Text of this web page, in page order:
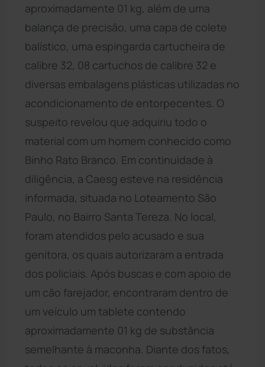
aproximadamente 01 kg, além de uma
balança de precisão, uma capa de colete
balístico, uma espingarda cartucheira de
calibre 32, 08 cartuchos de calibre 32 e
diversas embalagens plásticas utilizadas no
acondicionamento de entorpecentes. O
suspeito revelou que adquiriu todo o
material com um homem conhecido como
Binho Rato Branco. Em continuidade à
diligência, a Caesg esteve na residência
informada, situada no Loteamento São
Paulo, no Bairro Santa Tereza. No local,
foram atendidos pelo acusado e sua
genitora, os quais autorizaram a entrada
dos policiais. Após buscas e com apoio de
um cão farejador, encontraram dentro de
um veículo um tablete contendo
aproximadamente 01 kg de substância
semelhante à maconha. Diante dos fatos,